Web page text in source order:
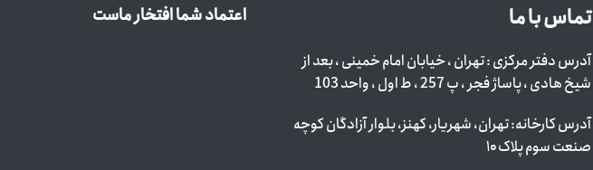
تماس با ما
آدرس دفتر مرکزی : تهران ، خیابان امام خمینی ، بعد از
شیخ هادی ، پاساژ فجر ، پ 257 ، ط اول ، واحد 103
آدرس کارخانه: تهران، شهریار، کهنز، بلوار آزادگان کوچه
صنعت سوم پلاک ۱۰
اعتماد شما افتخار ماست